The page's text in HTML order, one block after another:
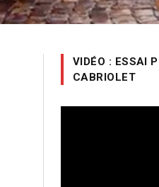
VIDÉO : ESSAI
CABRIOLET